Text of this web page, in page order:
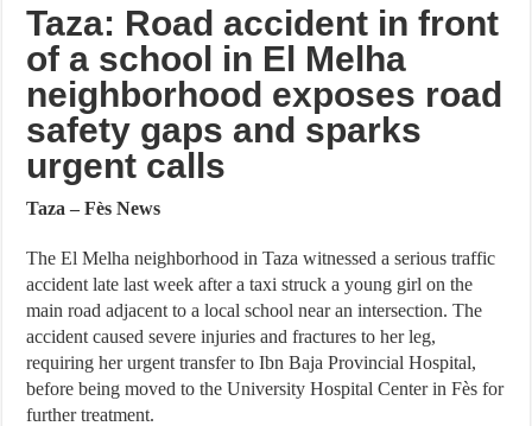
Taza: Road accident in front
of a school in El Melha
neighborhood exposes road
safety gaps and sparks
urgent calls
Taza – Fès News
The El Melha neighborhood in Taza witnessed a serious traffic
accident late last week after a taxi struck a young girl on the
main road adjacent to a local school near an intersection. The
accident caused severe injuries and fractures to her leg,
requiring her urgent transfer to Ibn Baja Provincial Hospital,
before being moved to the University Hospital Center in Fès for
further treatment.